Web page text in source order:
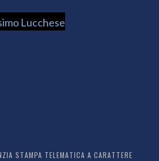
STAMPA TELEMATICA A CARATTERE